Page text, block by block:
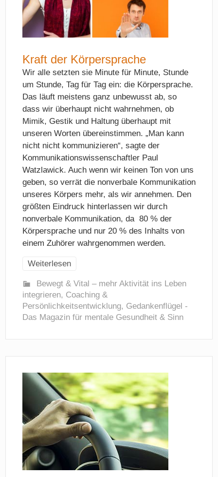
Kraft der Körpersprache
Wir alle setzten sie Minute für Minute, Stunde
um Stunde, Tag für Tag ein: die Körpersprache.
Das läuft meistens ganz unbewusst ab, so
dass wir überhaupt nicht wahrnehmen, ob
Mimik, Gestik und Haltung überhaupt mit
unseren Worten übereinstimmen. „Man kann
nicht nicht kommunizieren“, sagte der
Kommunikationswissenschaftler Paul
Watzlawick. Auch wenn wir keinen Ton von uns
geben, so verrät die nonverbale Kommunikation
unseres Körpers mehr, als wir annehmen. Den
größten Eindruck hinterlassen wir durch
nonverbale Kommunikation, da 80 % der
Körpersprache und nur 20 % des Inhalts von
einem Zuhörer wahrgenommen werden.
Weiterlesen
Bewegt & Vital – mehr Aktivität ins Leben
integrieren, Coaching &
Persönlichkeitsentwicklung, Gedankenflügel -
Das Magazin für mentale Gesundheit & Sinn